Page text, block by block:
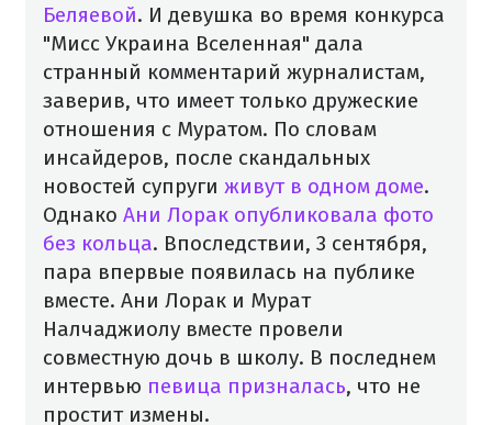
Беляевой. И девушка во время конкурса
"Мисс Украина Вселенная" дала
странный комментарий журналистам,
заверив, что имеет только дружеские
отношения с Муратом. По словам
инсайдеров, после скандальных
новостей супруги живут в одном доме.
Однако Ани Лорак опубликовала фото
без кольца. Впоследствии, 3 сентября,
пара впервые появилась на публике
вместе. Ани Лорак и Мурат
Налчаджиолу вместе провели
совместную дочь в школу. В последнем
интервью певица призналась, что не
простит измены.